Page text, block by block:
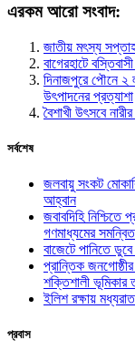
এরকম আরো সংবাদ:
জাতীয় মৎস্য
বাগেরহাটে
দিনাজপুরে পৌনে ২
উৎপাদনের প্রত্যাশা
বৈশাখী উৎসবে
সর্বশেষ
জলবায়ু সংকট
আহ্বান
জবাবদিহি
গণমাধ্যমের
বাজেটে পানিতে
প্রান্তিক
শক্তিশালী ভূমিকার
ইলিশ রক্ষায়
প্রবাস